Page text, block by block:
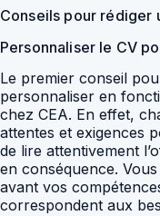
Conseils pour rédiger
Personnaliser le CV
Le premier conseil
personnaliser en
chez CEA. En effet,
attentes et exigences
de lire attentivement
en conséquence.
avant vos
correspondent aux